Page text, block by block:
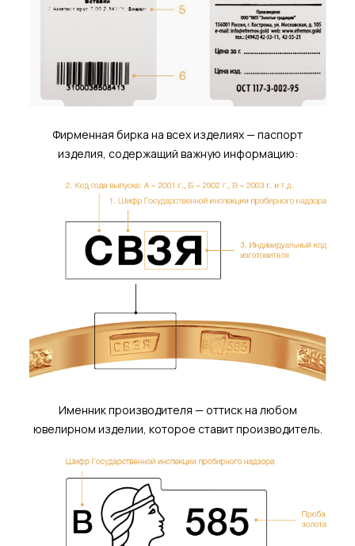
Фирменная бирка на всех изделиях — паспорт
изделия, содержащий важную информацию:
Именник производителя — оттиск на любом
ювелирном изделии, которое ставит производитель.